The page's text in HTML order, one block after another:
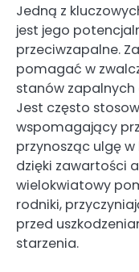
Jedną z
jest jego
przeciwzapalne.
pomagać w
stanów
Jest często
wspomagający
przynosząc ulgę w
dzięki zawartości
wielokwiatowy
rodniki,
przed
starzenia.